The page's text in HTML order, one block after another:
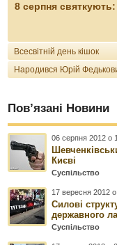
8 серпня святкують:
Всесвітній день кішок
Народився Юрій
Пов’язані Новини
06 серпня 2012 о
Києві
Суспільство
17 вересня 2012
Силові
державного
Суспільство